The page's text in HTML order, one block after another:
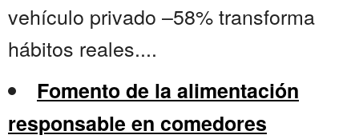
vehículo privado –58% transforma
hábitos reales....
Fomento de la alimentación
responsable en comedores